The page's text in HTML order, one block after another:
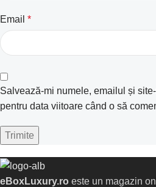
Email *
Salvează-mi numele, emailul și
pentru data viitoare când o să
eBoxLuxury.ro este un magazin